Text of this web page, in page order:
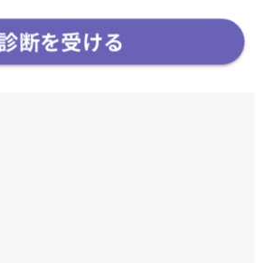
診断を受ける